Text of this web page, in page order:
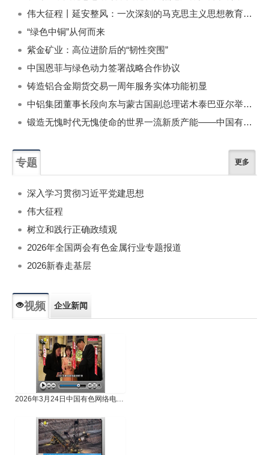
伟大征程丨延安整风：一次深刻的马克思主义思想教育运动
“绿色中铜”从何而来
紫金矿业：高位进阶后的“韧性突围”
中国恩菲与绿色动力签署战略合作协议
铸造铝合金期货交易一周年服务实体功能初显
中铝集团董事长段向东与蒙古国副总理诺木泰巴亚尔举行会谈
锻造无愧时代无愧使命的世界一流新质产能——中国有色金属工业的战略应对与破局之道（二）
专题 更多
深入学习贯彻习近平党建思想
伟大征程
树立和践行正确政绩观
2026年全国两会有色金属行业专题报道
2026新春走基层
视频 企业新闻
2026年3月24日中国有色网络电视新闻